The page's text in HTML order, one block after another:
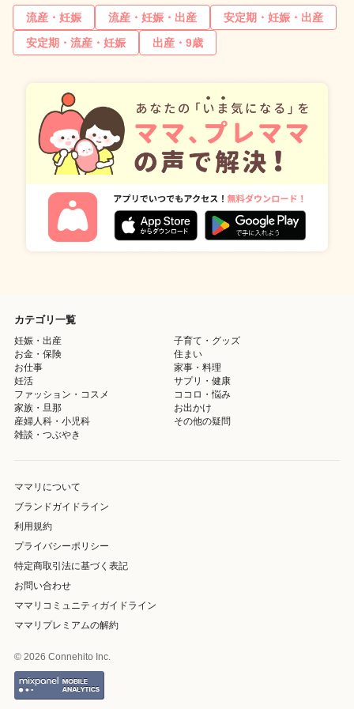
流産・妊娠 流産・妊娠・出産
安定期・妊娠・出産
安定期・流産・妊娠
出産・9歳
カテゴリ一覧
妊娠・出産
子育て・グッズ
お金・保険
住まい
お仕事
家事・料理
妊活
サプリ・健康
ファッション・コスメ
ココロ・悩み
家族・旦那
お出かけ
産婦人科・小児科
その他の疑問
雑談・つぶやき
ママリについて
ブランドガイドライン
利用規約
プライバシーポリシー
特定商取引法に基づく表記
お問い合わせ
ママリコミュニティガイドライン
ママリプレミアムの解約
© 2026 Connehito Inc.